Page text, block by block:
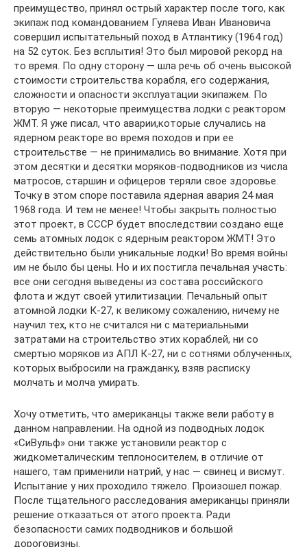
преимущество, принял острый характер после того, как
экипаж под командованием Гуляева Иван Ивановича
совершил испытательный поход в Атлантику (1964 год)
на 52 суток. Без всплытия! Это был мировой рекорд на
то время. По одну сторону — шла речь об очень высокой
стоимости строительства корабля, его содержания,
сложности и опасности эксплуатации экипажем. По
вторую — некоторые преимущества лодки с реактором
ЖМТ. Я уже писал, что аварии,которые случались на
ядерном реакторе во время походов и при ее
строительстве — не принимались во внимание. Хотя при
этом десятки и десятки моряков-подводников из числа
матросов, старшин и офицеров теряли свое здоровье.
Точку в этом споре поставила ядерная авария 24 мая
1968 года. И тем не менее! Чтобы закрыть полностью
этот проект, в СССР будет впоследствии создано еще
семь атомных лодок с ядерным реактором ЖМТ! Это
действительно были уникальные лодки! Во время войны
им не было бы цены. Но и их постигла печальная участь:
все они сегодня выведены из состава российского
флота и ждут своей утилитизации. Печальный опыт
атомной лодки К-27, к великому сожалению, ничему не
научил тех, кто не считался ни с материальными
затратами на строительство этих кораблей, ни со
смертью моряков из АПЛ К-27, ни с сотнями облученных,
которых выбросили на гражданку, взяв расписку
молчать и молча умирать.
Хочу отметить, что американцы также вели работу в
данном направлении. На одной из подводных лодок
«СиВульф» они также установили реактор с
жидкометалическим теплоносителем, в отличие от
нашего, там применили натрий, у нас — свинец и висмут.
Испытание у них проходило тяжело. Произошел пожар.
После тщательного расследования американцы приняли
решение отказаться от этого проекта. Ради
безопасности самих подводников и большой
дороговизны.